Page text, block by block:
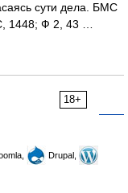
сути дела. БМС
1448; Ф 2, 43 …
18+
Drupal,